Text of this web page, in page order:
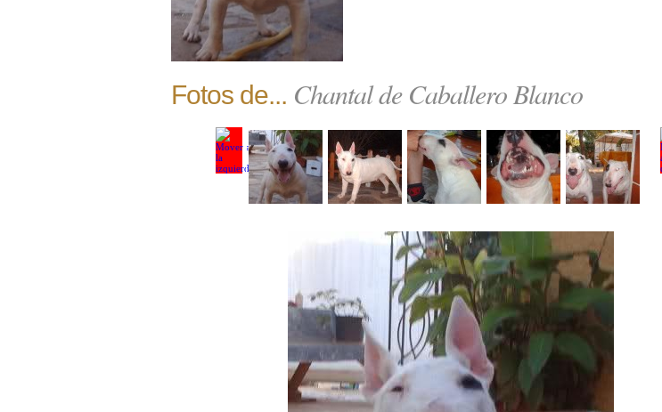
Fotos de... Chantal de Caballero Blanco